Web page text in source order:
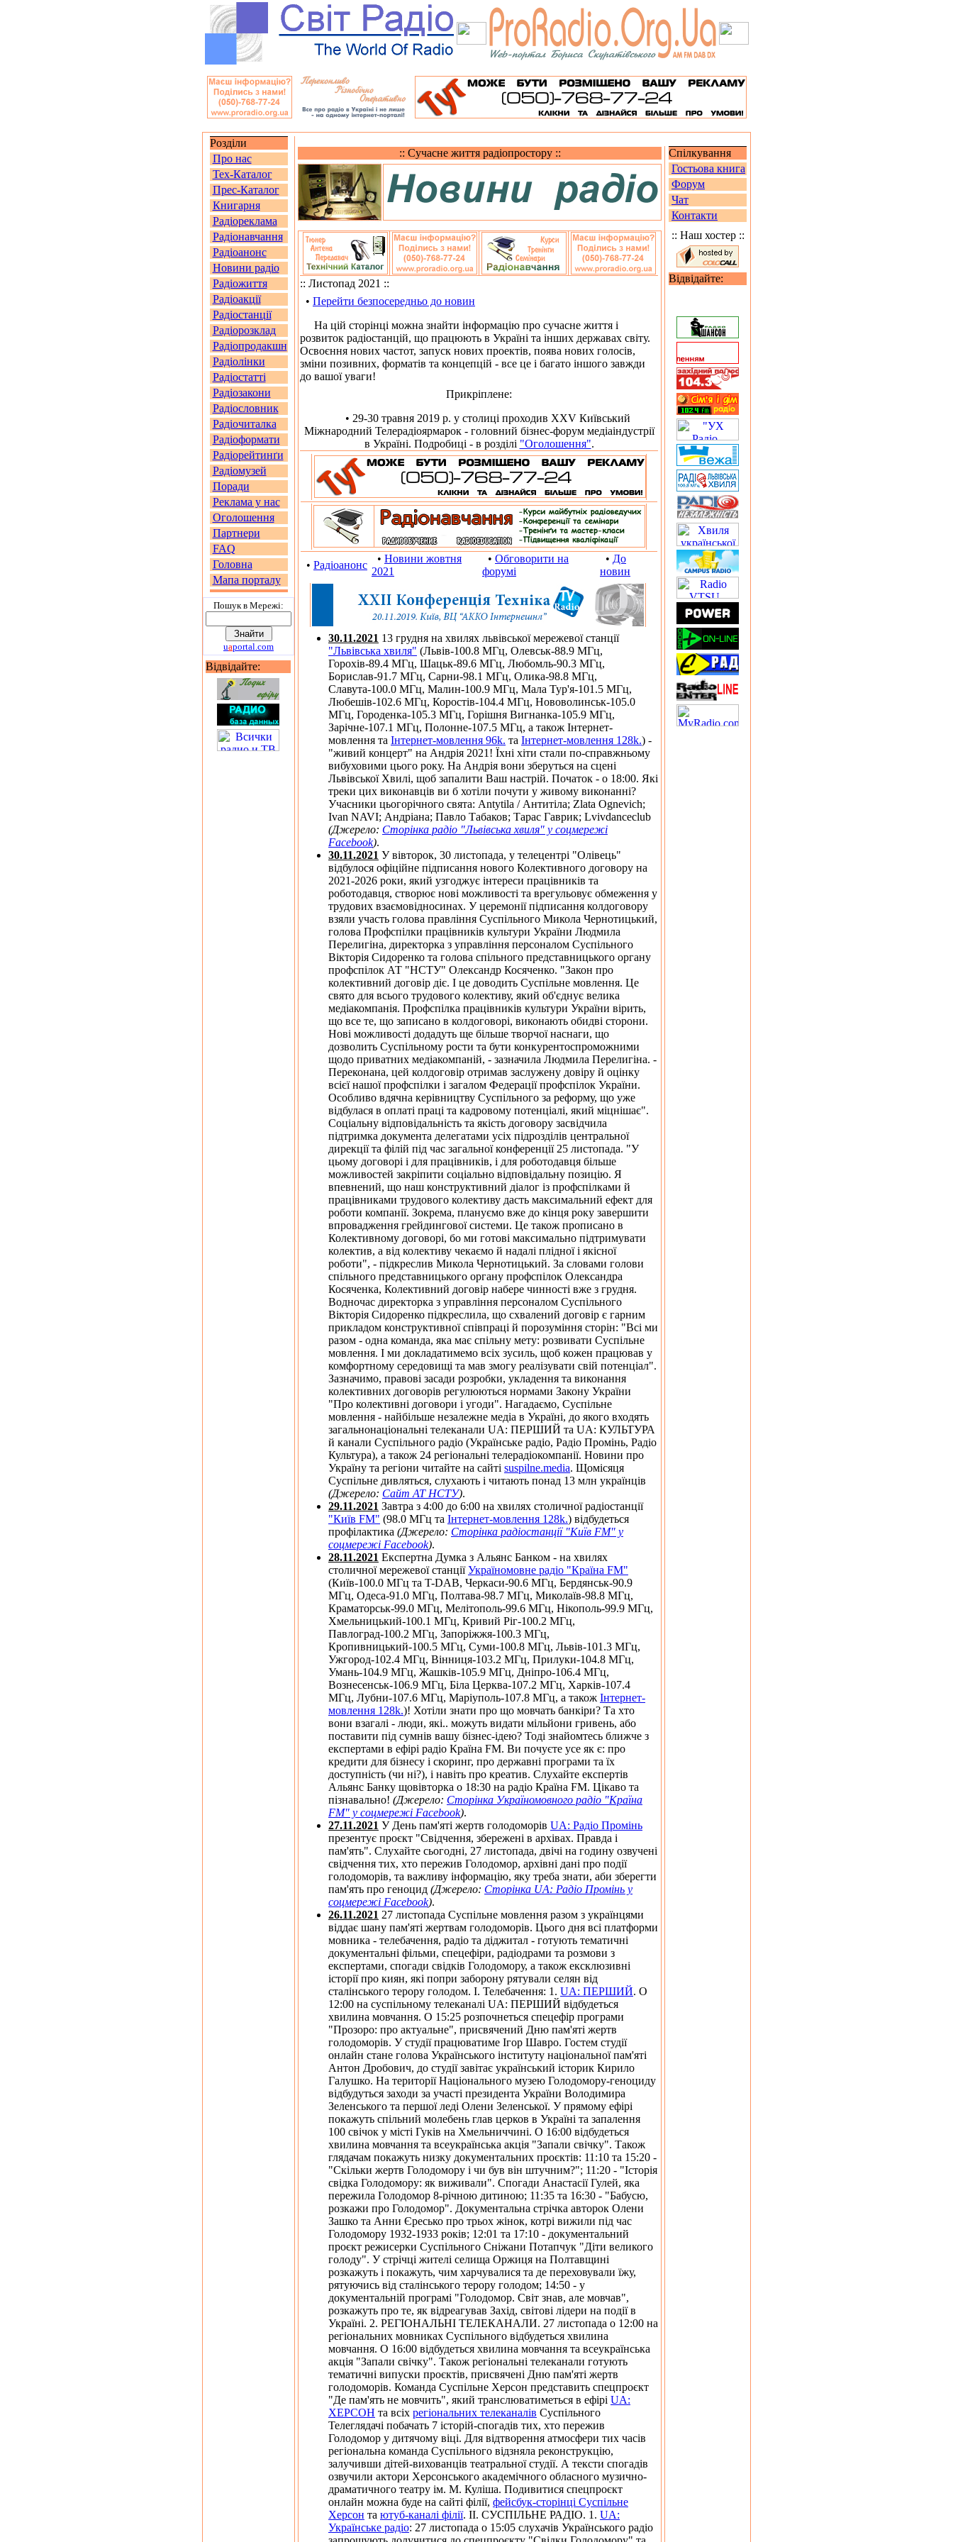
Розділи
Про нас
Тех-Каталог
Прес-Каталог
Книгарня
Радіореклама
Радіонавчання
Радіоанонс
Новини радіо
Радіожиття
Радіоакції
Радіостанції
Радіорозклад
Радіопродакшн
Радіолінки
Радіостатті
Радіозакони
Радіословник
Радіочиталка
Радіоформати
Радіорейтинґи
Радіомузей
Поради
Реклама у нас
Оголошення
Партнери
FAQ
Головна
Мапа порталу
Пошук в Мережi:
uaportal.com
Відвідайте:
Спілкування
Гостьова книга
Форум
Чат
Контакти
:: Сучасне життя радіопростору ::
:: Листопад 2021 ::
• Перейти безпосередньо до новин
На цій сторінці можна знайти інформацію про сучасне життя і
розвиток радіостанцій, що працюють в Україні та інших державах світу.
Освоєння нових частот, запуск нових проектів, поява нових голосів,
зміни позивних, форматів та концепцій - все це і багато іншого завжди
до вашої уваги!
Прикріплене:
• 29-30 травня 2019 р. у столиці проходив XXV Київський
Міжнародний Телерадіоярмарок - головний бізнес-форум медіаіндустрії
в Україні. Подробиці - в розділі "Оголошення".
• Радіоанонс
• Новини жовтня
2021
• Обговорити на
форумі
• До
новин
30.11.2021 13 грудня на хвилях львівської мережевої станції
"Львівська хвиля" (Львів-100.8 МГц, Олевськ-88.9 МГц,
Горохів-89.4 МГц, Шацьк-89.6 МГц, Любомль-90.3 МГц,
Борислав-91.7 МГц, Сарни-98.1 МГц, Олика-98.8 МГц,
Славута-100.0 МГц, Малин-100.9 МГц, Мала Тур'я-101.5 МГц,
Любешів-102.6 МГц, Коростів-104.4 МГц, Нововолинськ-105.0
МГц, Городенка-105.3 МГц, Горішня Вигнанка-105.9 МГц,
Зарічне-107.1 МГц, Полонне-107.5 МГц, а також Інтернет-
мовлення та Інтернет-мовлення 96k. та Інтернет-мовлення 128k.) -
"живий концерт" на Андрія 2021! Їхні хіти стали по-справжньому
вибуховими цього року. На Андрія вони зберуться на сцені
Львівської Хвилі, щоб запалити Ваш настрій. Початок - о 18:00. Які
треки цих виконавців ви б хотіли почути у живому виконанні?
Учасники цьогорічного свята: Antytila / Антитіла; Zlata Ognevich;
Ivan NAVI; Андріана; Павло Табаков; Тарас Гаврик; Lvivdanceclub
(Джерело: Сторінка радіо "Львівська хвиля" у соцмережі
Facebook).
30.11.2021 У вівторок, 30 листопада, у телецентрі "Олівець"
відбулося офіційне підписання нового Колективного договору на
2021-2026 роки, який узгоджує інтереси працівників та
роботодавця, створює нові можливості та врегульовує обмеження у
трудових взаємовідносинах. У церемонії підписання колдоговору
взяли участь голова правління Суспільного Микола Чернотицький,
голова Профспілки працівників культури України Людмила
Перелигіна, директорка з управління персоналом Суспільного
Вікторія Сидоренко та голова спільного представницького органу
профспілок АТ "НСТУ" Олександр Косяченко. "Закон про
колективний договір діє. І це доводить Суспільне мовлення. Це
свято для всього трудового колективу, який об'єднує велика
медіакомпанія. Профспілка працівників культури України вірить,
що все те, що записано в колдоговорі, виконають обидві сторони.
Нові можливості додадуть ще більше творчої наснаги, що
дозволить Суспільному рости та бути конкурентоспроможними
щодо приватних медіакомпаній, - зазначила Людмила Перелигіна. -
Переконана, цей колдоговір отримав заслужену довіру й оцінку
всієї нашої профспілки і загалом Федерації профспілок України.
Особливо вдячна керівництву Суспільного за реформу, що уже
відбулася в оплаті праці та кадровому потенціалі, який міцнішає".
Соціальну відповідальність та якість договору засвідчила
підтримка документа делегатами усіх підрозділів центральної
дирекції та філій під час загальної конференції 25 листопада. "У
цьому договорі і для працівників, і для роботодавця більше
можливостей закріпити соціально відповідальну позицію. Я
впевнений, що наш конструктивний діалог із профспілками й
працівниками трудового колективу дасть максимальний ефект для
роботи компанії. Зокрема, плануємо вже до кінця року завершити
впровадження грейдингової системи. Це також прописано в
Колективному договорі, бо ми готові максимально підтримувати
колектив, а від колективу чекаємо й надалі плідної і якісної
роботи", - підкреслив Микола Чернотицький. За словами голови
спільного представницького органу профспілок Олександра
Косяченка, Колективний договір набере чинності вже з грудня.
Водночас директорка з управління персоналом Суспільного
Вікторія Сидоренко підкреслила, що схвалений договір є гарним
прикладом конструктивної співпраці й порозуміння сторін: "Всі ми
разом - одна команда, яка має спільну мету: розвивати Суспільне
мовлення. І ми докладатимемо всіх зусиль, щоб кожен працював у
комфортному середовищі та мав змогу реалізувати свій потенціал".
Зазначимо, правові засади розробки, укладення та виконання
колективних договорів регулюються нормами Закону України
"Про колективні договори і угоди". Нагадаємо, Суспільне
мовлення - найбільше незалежне медіа в Україні, до якого входять
загальнонаціональні телеканали UA: ПЕРШИЙ та UA: КУЛЬТУРА
й канали Суспільного радіо (Українське радіо, Радіо Промінь, Радіо
Культура), а також 24 регіональні телерадіокомпанії. Новини про
Україну та регіони читайте на сайті suspilne.media. Щомісяця
Суспільне дивляться, слухають і читають понад 13 млн українців
(Джерело: Сайт АТ НСТУ).
29.11.2021 Завтра з 4:00 до 6:00 на хвилях столичної радіостанції
"Київ FM" (98.0 МГц та Інтернет-мовлення 128k.) відбудеться
профілактика (Джерело: Сторінка радіостанції "Київ FM" у
соцмережі Facebook).
28.11.2021 Експертна Думка з Альянс Банком - на хвилях
столичної мережевої станціїУкраїномовне радіо "Країна FM"
(Київ-100.0 МГц та T-DAB, Черкаси-90.6 МГц, Бердянськ-90.9
МГц, Одеса-91.0 МГц, Полтава-98.7 МГц, Миколаїв-98.8 МГц,
Краматорськ-99.0 МГц, Мелітополь-99.6 МГц, Нікополь-99.9 МГц,
Хмельницький-100.1 МГц, Кривий Ріг-100.2 МГц,
Павлоград-100.2 МГц, Запоріжжя-100.3 МГц,
Кропивницький-100.5 МГц, Суми-100.8 МГц, Львів-101.3 МГц,
Ужгород-102.4 МГц, Вінниця-103.2 МГц, Прилуки-104.8 МГц,
Умань-104.9 МГц, Жашків-105.9 МГц, Дніпро-106.4 МГц,
Вознесенськ-106.9 МГц, Біла Церква-107.2 МГц, Харків-107.4
МГц, Лубни-107.6 МГц, Маріуполь-107.8 МГц, а також Інтернет-
мовлення 128k.)! Хотіли знати про що мовчать банкіри? Та хто
вони взагалі - люди, які.. можуть видати мільйони гривень, або
поставити під сумнів вашу бізнес-ідею? Тоді знайомтесь ближче з
експертами в ефірі радіо Країна FM. Ви почуєте усе як є: про
кредити для бізнесу і скоринг, про державні програми та їх
доступність (чи ні?), і навіть про креатив. Слухайте експертів
Альянс Банку щовівторка о 18:30 на радіо Країна FM. Цікаво та
пізнавально! (Джерело: Сторінка Україномовного радіо "Країна
FM" у соцмережі Facebook).
27.11.2021 У День пам'яті жертв голодоморів UA: Радіо Промінь
презентує проєкт "Свідчення, збережені в архівах. Правда і
пам'ять". Слухайте сьогодні, 27 листопада, двічі на годину озвучені
свідчення тих, хто пережив Голодомор, архівні дані про події
голодоморів, та важливу інформацію, яку треба знати, аби зберегти
пам'ять про геноцид (Джерело: Сторінка UA: Радіо Промінь у
соцмережі Facebook).
26.11.2021 27 листопада Суспільне мовлення разом з українцями
віддає шану пам'яті жертвам голодоморів. Цього дня всі платформи
мовника - телебачення, радіо та діджитал - готують тематичні
документальні фільми, спецефіри, радіодрами та розмови з
експертами, спогади свідків Голодомору, а також ексклюзивні
історії про киян, які попри заборону рятували селян від
сталінського терору голодом. I. Телебачення: 1. UA: ПЕРШИЙ. О
12:00 на суспільному телеканалі UA: ПЕРШИЙ відбудеться
хвилина мовчання. О 15:25 розпочнеться спецефір програми
"Прозоро: про актуальне", присвячений Дню пам'яті жертв
голодоморів. У студії працюватиме Ігор Шавро. Гостем студії
онлайн стане голова Українського інституту національної пам'яті
Антон Дробович, до студії завітає український історик Кирило
Галушко. На території Національного музею Голодомору-геноциду
відбудуться заходи за участі президента України Володимира
Зеленського та першої леді Олени Зеленської. У прямому ефірі
покажуть спільний молебень глав церков в Україні та запалення
100 свічок у місті Гуків на Хмельниччині. О 16:00 відбудеться
хвилина мовчання та всеукраїнська акція "Запали свічку". Також
глядачам покажуть низку документальних проєктів: 11:10 та 15:20 -
"Скільки жертв Голодомору і чи був він штучним?"; 11:20 - "Історія
свідка Голодомору: як виживали". Спогади Анастасії Гулей, яка
пережила Голодомор 8-річною дитиною; 11:35 та 16:30 - "Бабусю,
розкажи про Голодомор". Документальна стрічка авторок Олени
Зашко та Анни Єресько про трьох жінок, котрі вижили під час
Голодомору 1932-1933 років; 12:01 та 17:10 - документальний
проєкт режисерки Суспільного Сніжани Потапчук "Діти великого
голоду". У стрічці жителі селища Оржиця на Полтавщині
розкажуть і покажуть, чим харчувалися та де переховували їжу,
рятуючись від сталінського терору голодом; 14:50 - у
документальній програмі "Голодомор. Світ знав, але мовчав",
розкажуть про те, як відреагував Захід, світові лідери на події в
Україні. 2. РЕГІОНАЛЬНІ ТЕЛЕКАНАЛИ. 27 листопада о 12:00 на
регіональних мовниках Суспільного відбудеться хвилина
мовчання. О 16:00 відбудеться хвилина мовчання та всеукраїнська
акція "Запали свічку". Також регіональні телеканали готують
тематичні випуски проєктів, присвячені Дню пам'яті жертв
голодоморів. Команда Суспільне Херсон представить спецпроєкт
"Де пам'ять не мовчить", який транслюватиметься в ефірі UA:
ХЕРСОН та всіх регіональних телеканалів Суспільного
Телеглядачі побачать 7 історій-спогадів тих, хто пережив
Голодомор у дитячому віці. Для відтворення атмосфери тих часів
регіональна команда Суспільного відзняла реконструкцію,
залучивши дітей-вихованців театральної студії. А тексти спогадів
озвучили актори Херсонського академічного обласного музично-
драматичного театру ім. М. Куліша. Подивитися спецпроєкт
онлайн можна буде на сайті філії, фейсбук-сторінці Суспільне
Херсон та ютуб-каналі філії. ІІ. СУСПІЛЬНЕ РАДІО. 1. UA:
Українське радіо: 27 листопада о 15:05 слухачів Українського радіо
:: Наш хостер ::
Відвідайте: